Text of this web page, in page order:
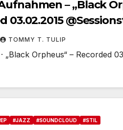
– „Black
03.02.2015
TOMMY T. TULIP
„Black Orpheus“ – Recorded
#JAZZ #SOUNDCLOUD #STIL